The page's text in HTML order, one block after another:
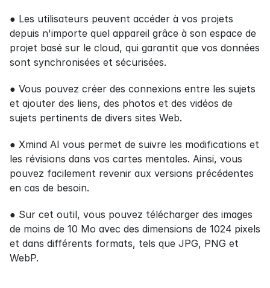
● Les utilisateurs peuvent accéder à vos projets
depuis n'importe quel appareil grâce à son espace de
projet basé sur le cloud, qui garantit que vos données
sont synchronisées et sécurisées.
● Vous pouvez créer des connexions entre les sujets
et ajouter des liens, des photos et des vidéos de
sujets pertinents de divers sites Web.
● Xmind AI vous permet de suivre les modifications et
les révisions dans vos cartes mentales. Ainsi, vous
pouvez facilement revenir aux versions précédentes
en cas de besoin.
● Sur cet outil, vous pouvez télécharger des images
de moins de 10 Mo avec des dimensions de 1024 pixels
et dans différents formats, tels que JPG, PNG et
WebP.